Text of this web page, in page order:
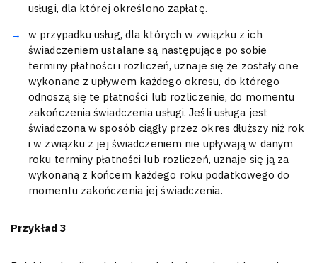
usługi, dla której określono zapłatę.
w przypadku usług, dla których w związku z ich
świadczeniem ustalane są następujące po sobie
terminy płatności i rozliczeń, uznaje się że zostały one
wykonane z upływem każdego okresu, do którego
odnoszą się te płatności lub rozliczenie, do momentu
zakończenia świadczenia usługi. Jeśli usługa jest
świadczona w sposób ciągły przez okres dłuższy niż rok
i w związku z jej świadczeniem nie upływają w danym
roku terminy płatności lub rozliczeń, uznaje się ją za
wykonaną z końcem każdego roku podatkowego do
momentu zakończenia jej świadczenia.
Przykład 3